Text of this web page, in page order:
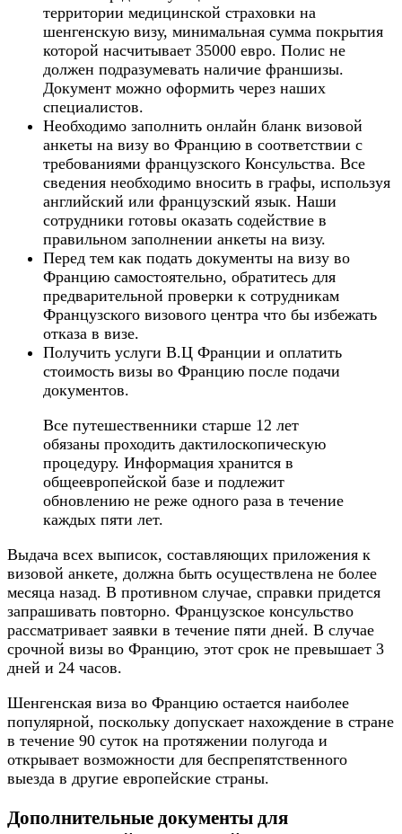
территории медицинской страховки на
шенгенскую визу, минимальная сумма покрытия
которой насчитывает 35000 евро. Полис не
должен подразумевать наличие франшизы.
Документ можно оформить через наших
специалистов.
Необходимо заполнить онлайн бланк визовой
анкеты на визу во Францию в соответствии с
требованиями французского Консульства. Все
сведения необходимо вносить в графы, используя
английский или французский язык. Наши
сотрудники готовы оказать содействие в
правильном заполнении анкеты на визу.
Перед тем как подать документы на визу во
Францию самостоятельно, обратитесь для
предварительной проверки к сотрудникам
Французского визового центра что бы избежать
отказа в визе.
Получить услуги В.Ц Франции и оплатить
стоимость визы во Францию после подачи
документов.
Все путешественники старше 12 лет
обязаны проходить дактилоскопическую
процедуру. Информация хранится в
общеевропейской базе и подлежит
обновлению не реже одного раза в течение
каждых пяти лет.
Выдача всех выписок, составляющих приложения к
визовой анкете, должна быть осуществлена не более
месяца назад. В противном случае, справки придется
запрашивать повторно. Французское консульство
рассматривает заявки в течение пяти дней. В случае
срочной визы во Францию, этот срок не превышает 3
дней и 24 часов.
Шенгенская виза во Францию остается наиболее
популярной, поскольку допускает нахождение в стране
в течение 90 суток на протяжении полугода и
открывает возможности для беспрепятственного
выезда в другие европейские страны.
Дополнительные документы для